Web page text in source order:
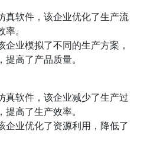
真软件，该企业优化了生产流
。
企业模拟了不同的生产方案，
高了产品质量。
真软件，该企业减少了生产过
高了生产效率。
企业优化了资源利用，降低了